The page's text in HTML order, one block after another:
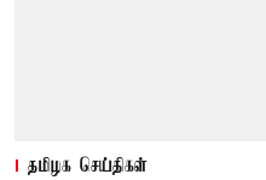
தமிழக செய்திகள்